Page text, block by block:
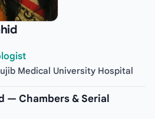
Medical University Hospital
— Chambers & Serial